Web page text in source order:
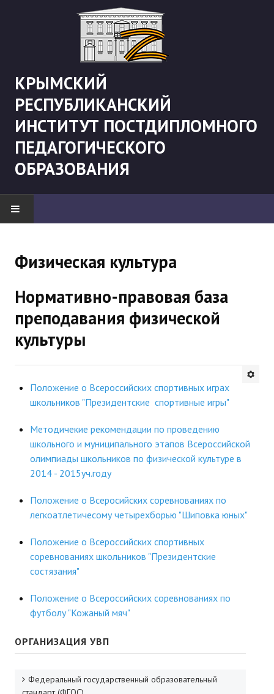
КРЫМСКИЙ
РЕСПУБЛИКАНСКИЙ
ИНСТИТУТ ПОСТДИПЛОМНОГО
ПЕДАГОГИЧЕСКОГО
ОБРАЗОВАНИЯ
"Боевая" русистика
Будни института
АНОНСЫ
ИНСТИТУТ
В ПОМОЩЬ УЧИТЕЛЮ
Организация УВП
ГИА
ДПО
Повышение квалификации
КОНТАКТЫ
Физическая культура
Нормативно-правовая база
преподавания физической
культуры
Положение о Всероссийских спортивных играх
школьников "Президентские спортивные игры"
Методичекие рекомендации по проведению
школьного и муниципального этапов Всероссийской
олимпиады школьников по физической культуре в
2014 - 2015уч.году
Положение о Всеросийских соревнованиях по
легкоатлетичесому четырехборью "Шиповка юных"
Положение о Всероссийских спортивных
соревнованиях школьников "Президентские
состязания"
Положение о Всероссийских соревнованиях по
футболу "Кожаный мяч"
ОРГАНИЗАЦИЯ УВП
Федеральный государственный образовательный